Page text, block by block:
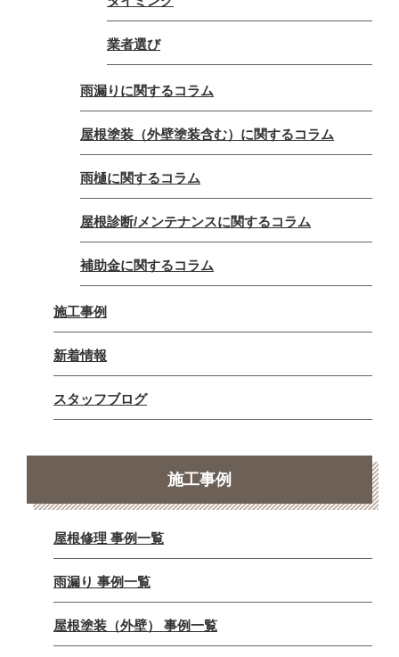
業者選び
雨漏りに関するコラム
屋根塗装（外壁塗装含む）に関するコラム
雨樋に関するコラム
屋根診断/メンテナンスに関するコラム
補助金に関するコラム
施工事例
新着情報
スタッフブログ
施工事例
屋根修理 事例一覧
雨漏り 事例一覧
屋根塗装（外壁） 事例一覧